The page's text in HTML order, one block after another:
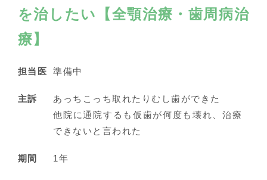
を治したい【全顎治療・歯周病治
療】
担当医 準備中
主訴
あっちこっち取れたりむし歯ができた
他院に通院するも仮歯が何度も壊れ、治療
できないと言われた
期間 1年